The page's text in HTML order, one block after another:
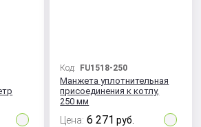
Код: FU1518-250
Манжета уплотнительная
присоединения к котлу,
250 мм
Цена: 6 271 руб.